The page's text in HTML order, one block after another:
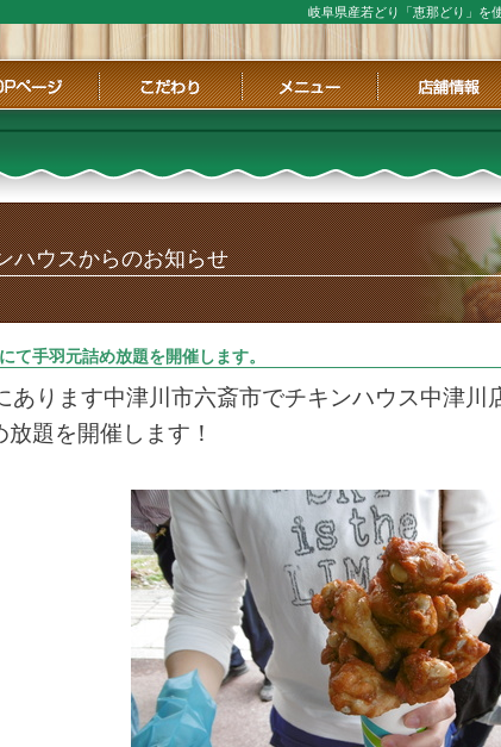
岐阜県産若どり「恵那どり」を
ハウスからのお知らせ
て手羽元詰め放題を開催します。
あります中津川市六斎市でチキンハウス中津川
放題を開催します！